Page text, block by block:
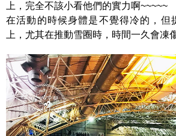
上，完全不該小看他們的實力啊~~~~~
在活動的時候身體是不覺得冷的，但
上，尤其在推動雪圈時，時間一久會凍